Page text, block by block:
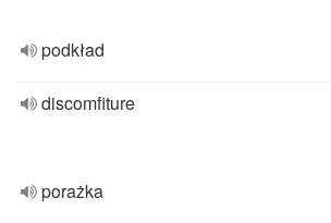
podkład
discomfiture
porażka